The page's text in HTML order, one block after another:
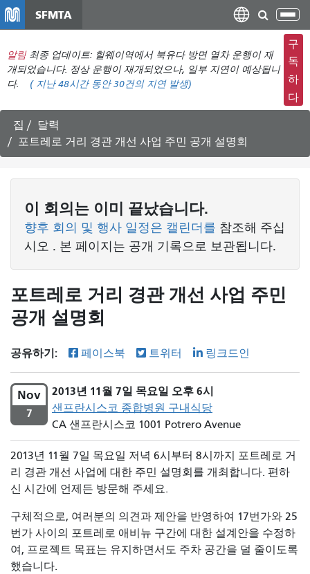
텐
츠
로
건
뛰
기
SFMTA
탐
색
메
뉴
전
환
알림 최종 업데이트: 힐웨이역에서 북유다 방면 열차 운행이 재
개되었습니다. 정상 운행이 재개되었으나, 일부 지연이 예상됩니
다.
( 지난 48시간 동안30건의 지연 발생)
구
독
하
다
집
달력
포트레로 거리 경관 개선 사업 주민 공개 설명회
이 회의는 이미 끝났습니다.
향후 회의 및 행사 일정은 캘린더를 참조해 주십
시오 . 본 페이지는 공개 기록으로 보관됩니다.
포트레로 거리 경관 개선 사업 주민
공개 설명회
공유하기: 페이스북 트위터 링크드인
Nov
7
2013년 11월 7일 목요일 오후 6시
샌프란시스코 종합병원 구내식당
CA 샌프란시스코 1001 Potrero Avenue
2013년 11월 7일 목요일 저녁 6시부터 8시까지 포트레로 거
리 경관 개선 사업에 대한 주민 설명회를 개최합니다. 편하
신 시간에 언제든 방문해 주세요.
구체적으로, 여러분의 의견과 제안을 반영하여 17번가와 25
번가 사이의 포트레로 애비뉴 구간에 대한 설계안을 수정하
여, 프로젝트 목표는 유지하면서도 주차 공간을 덜 줄이도록
했습니다.